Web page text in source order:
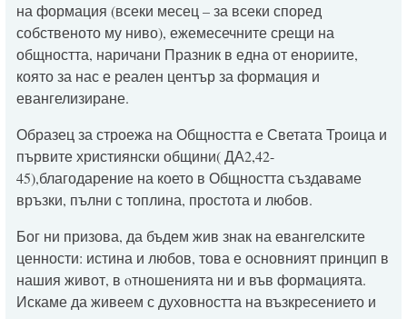
на формация (всеки месец – за всеки според
собственото му ниво), ежемесечните срещи на
общността, наричани Празник в една от енориите,
която за нас е реален център за формация и
евангелизиране.
Образец за строежа на Общността е Светата Троица и
първите християнски общини( ДА2,42-
45),благодарение на което в Общността създаваме
връзки, пълни с топлина, простота и любов.
Бог ни призова, да бъдем жив знак на евангелските
ценности: истина и любов, това е основният принцип в
нашия живот, в oтношенията ни и във формацията.
Искаме да живеем с духовността на възкресението и